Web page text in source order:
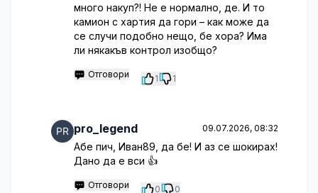
много накуп?! Не е нормално, де. И то
камион с хартия да гори – как може да
се случи подобно нещо, бе хора? Има
ли някакъв контрол изобщо?
Отговори 1 1
pro_legend 09.07.2026, 08:32
Абе пич, Иван89, да бе! И аз се шокирах!
Дано да е вси 👍
Отговори 0 0